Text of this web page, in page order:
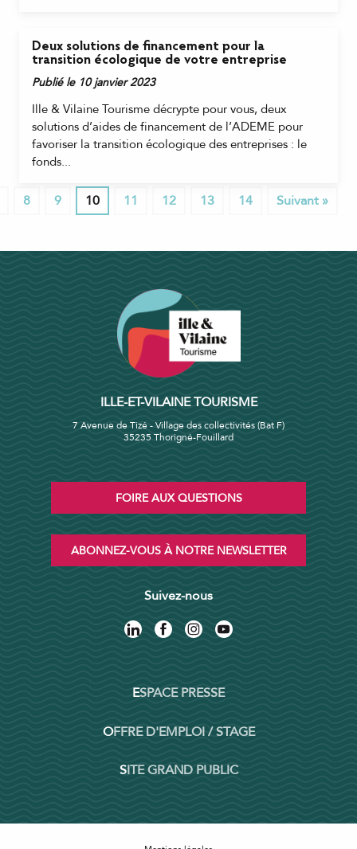
Deux solutions de financement pour la
transition écologique de votre entreprise
Publié le 10 janvier 2023
Ille & Vilaine Tourisme décrypte pour vous, deux
solutions d’aides de financement de l’ADEME pour
favoriser la transition écologique des entreprises : le
fonds...
8 9 10 11 12 13 14 Suivant »
ILLE-ET-VILAINE TOURISME
7 Avenue de Tizé - Village des collectivités (Bat F)
35235 Thorigné-Fouillard
FOIRE AUX QUESTIONS
ABONNEZ-VOUS À NOTRE NEWSLETTER
Suivez-nous
ESPACE PRESSE
OFFRE D'EMPLOI / STAGE
SITE GRAND PUBLIC